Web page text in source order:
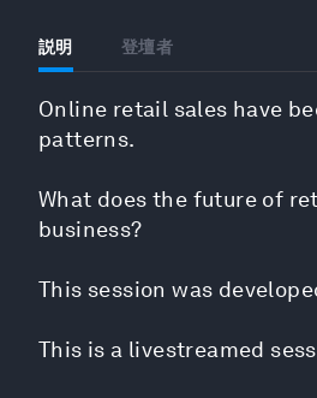
説明 登壇者
Online retail sales have
patterns.
What does the future of
business?
This session was
This is a livestreamed